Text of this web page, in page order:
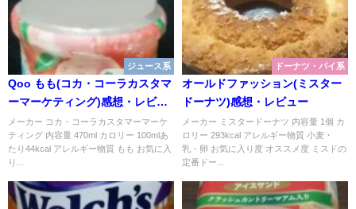
ジュース系
Qoo もも(コカ・コーラカスタマ
ーマーケティング)感想・レビュ
ー
メーカー コカ・コーラカスタマーマーケ
ティング 内容量 470ml カロリー 100mlあ
たり44kcal アレルギー物質 もも お気に入
り...
ドーナツ・パイ系
オールドファッション(ミスター
ドーナツ)感想・レビュー
メーカー ミスタードーナツ 内容量 1個 カ
ロリー 293kcal アレルギー物質 小麦・
乳・卵 お気に入り度 オススメ度 ミスドの
定番ドー...